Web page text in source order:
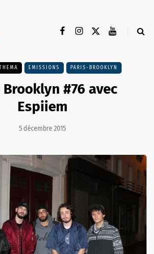
EMISSIONS PARIS-BROOKLYN
Brooklyn #76 avec
Espiiem
5 décembre 2015